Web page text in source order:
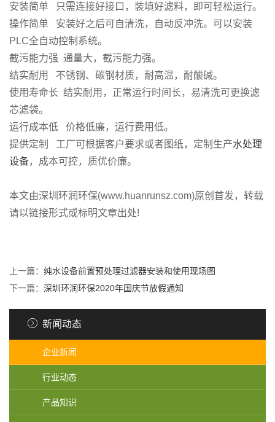
安装简单 只需连接好接口，装填好滤料，即可轻松运行。
操作简单 安装好之后可自清洗，自动反冲洗。可以安装
PLC全自动控制系统。
截污能力强 通量大，截污能力强。
结实耐用 不锈钢、碳钢材质，耐高温，耐酸碱。
使用寿命长 结实耐用，正常运行时间长，易清洗可更换滤
芯滤袋。
运行成本低 价格低廉，运行费用低。
提供定制 工厂可根据客户要求或者图纸，定制生产水处理
设备，成本可控，质优价廉。
本文由深圳环润环保(www.huanrunsz.com)原创首发，转载
请以链接形式或标明文章出处!
上一篇： 纯水设备前置预处理过滤器安装和使用现场图
下一篇： 深圳环润环保2020年国庆节放假通知
新闻动态
企业新闻
行业动态
产品知识